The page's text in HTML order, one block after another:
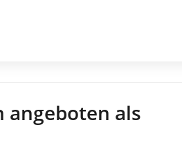
angeboten als